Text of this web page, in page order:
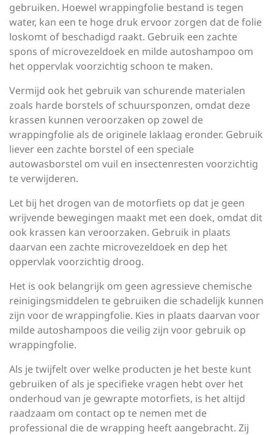
gebruiken. Hoewel wrappingfolie bestand is tegen
water, kan een te hoge druk ervoor zorgen dat de folie
loskomt of beschadigd raakt. Gebruik een zachte
spons of microvezeldoek en milde autoshampoo om
het oppervlak voorzichtig schoon te maken.
Vermijd ook het gebruik van schurende materialen
zoals harde borstels of schuursponzen, omdat deze
krassen kunnen veroorzaken op zowel de
wrappingfolie als de originele laklaag eronder. Gebruik
liever een zachte borstel of een speciale
autowasborstel om vuil en insectenresten voorzichtig
te verwijderen.
Let bij het drogen van de motorfiets op dat je geen
wrijvende bewegingen maakt met een doek, omdat dit
ook krassen kan veroorzaken. Gebruik in plaats
daarvan een zachte microvezeldoek en dep het
oppervlak voorzichtig droog.
Het is ook belangrijk om geen agressieve chemische
reinigingsmiddelen te gebruiken die schadelijk kunnen
zijn voor de wrappingfolie. Kies in plaats daarvan voor
milde autoshampoos die veilig zijn voor gebruik op
wrappingfolie.
Als je twijfelt over welke producten je het beste kunt
gebruiken of als je specifieke vragen hebt over het
onderhoud van je gewrapte motorfiets, is het altijd
raadzaam om contact op te nemen met de
professional die de wrapping heeft aangebracht. Zij